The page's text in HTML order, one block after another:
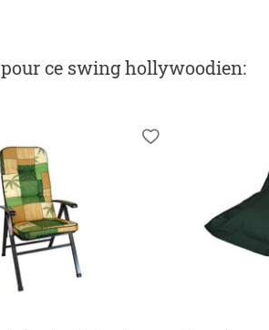
pour ce swing hollywoodien: